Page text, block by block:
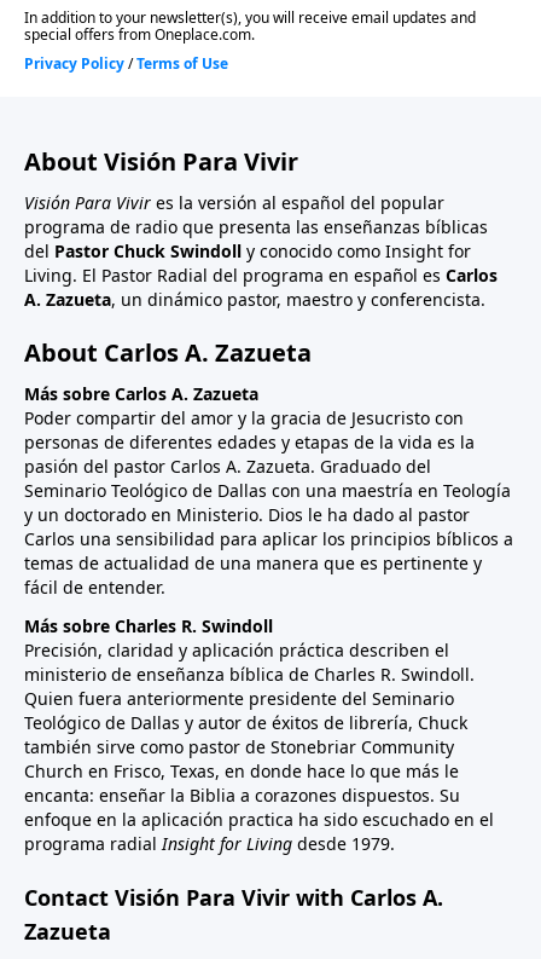
About Visión Para Vivir
Visión Para Vivir es la versión al español del popular
programa de radio que presenta las enseñanzas bíblicas
del Pastor Chuck Swindoll y conocido como Insight for
Living. El Pastor Radial del programa en español es Carlos
A. Zazueta, un dinámico pastor, maestro y conferencista.
About Carlos A. Zazueta
Más sobre Carlos A. Zazueta
Poder compartir del amor y la gracia de Jesucristo con
personas de diferentes edades y etapas de la vida es la
pasión del pastor Carlos A. Zazueta. Graduado del
Seminario Teológico de Dallas con una maestría en Teología
y un doctorado en Ministerio. Dios le ha dado al pastor
Carlos una sensibilidad para aplicar los principios bíblicos a
temas de actualidad de una manera que es pertinente y
fácil de entender.
Más sobre Charles R. Swindoll
Precisión, claridad y aplicación práctica describen el
ministerio de enseñanza bíblica de Charles R. Swindoll.
Quien fuera anteriormente presidente del Seminario
Teológico de Dallas y autor de éxitos de librería, Chuck
también sirve como pastor de Stonebriar Community
Church en Frisco, Texas, en donde hace lo que más le
encanta: enseñar la Biblia a corazones dispuestos. Su
enfoque en la aplicación practica ha sido escuchado en el
programa radialInsight for Living desde 1979.
Contact Visión Para Vivir with Carlos A.
Zazueta